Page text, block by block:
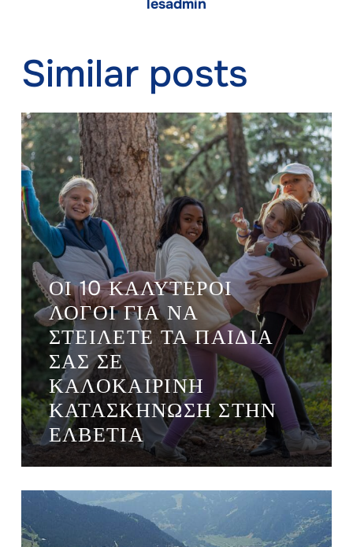
lesadmin
Similar posts
ΟΙ 10 ΚΑΛΎΤΕΡΟΙ
ΛΌΓΟΙ ΓΙΑ ΝΑ
ΣΤΕΊΛΕΤΕ ΤΑ ΠΑΙΔΙΆ
ΣΑΣ ΣΕ
ΚΑΛΟΚΑΙΡΙΝΉ
ΚΑΤΑΣΚΉΝΩΣΗ ΣΤΗΝ
ΕΛΒΕΤΊΑ